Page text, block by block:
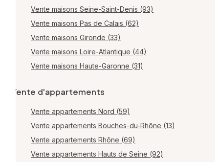
Vente maisons Seine-Saint-Denis (93)
Vente maisons Pas de Calais (62)
Vente maisons Gironde (33)
Vente maisons Loire-Atlantique (44)
Vente maisons Haute-Garonne (31)
Vente d'appartements
Vente appartements Nord (59)
Vente appartements Bouches-du-Rhône (13)
Vente appartements Rhône (69)
Vente appartements Hauts de Seine (92)